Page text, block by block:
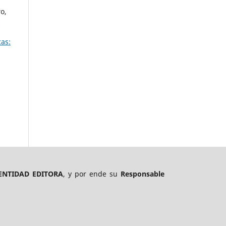
EDITORA, y por ende su Responsable